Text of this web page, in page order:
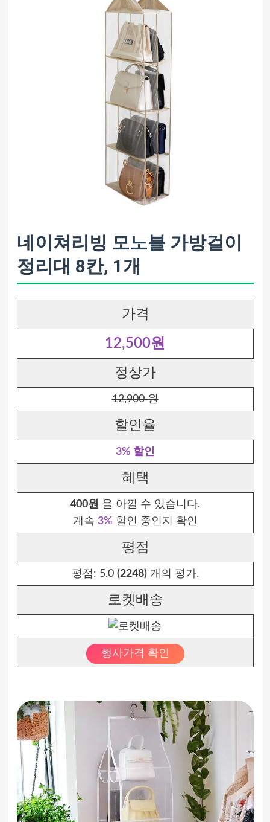
네이쳐리빙 모노블 가방걸이
정리대 8칸, 1개
가격
12,500원
정상가
12,900 원
할인율
3% 할인
혜택
400원 을 아낄 수 있습니다.
계속 3% 할인 중인지 확인
평점
평점: 5.0 (2248)개의 평가.
로켓배송
행사가격 확인